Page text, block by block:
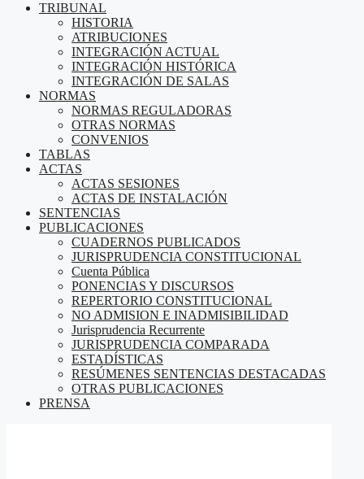
TRIBUNAL
HISTORIA
ATRIBUCIONES
INTEGRACIÓN ACTUAL
INTEGRACIÓN HISTÓRICA
INTEGRACIÓN DE SALAS
NORMAS
NORMAS REGULADORAS
OTRAS NORMAS
CONVENIOS
TABLAS
ACTAS
ACTAS SESIONES
ACTAS DE INSTALACIÓN
SENTENCIAS
PUBLICACIONES
CUADERNOS PUBLICADOS
JURISPRUDENCIA CONSTITUCIONAL
Cuenta Pública
PONENCIAS Y DISCURSOS
REPERTORIO CONSTITUCIONAL
NO ADMISION E INADMISIBILIDAD
Jurisprudencia Recurrente
JURISPRUDENCIA COMPARADA
ESTADÍSTICAS
RESÚMENES SENTENCIAS DESTACADAS
OTRAS PUBLICACIONES
PRENSA